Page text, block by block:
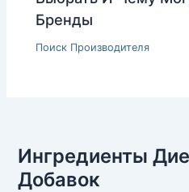
Бренды
Поиск Производителя
Ингредиенты
Добавок